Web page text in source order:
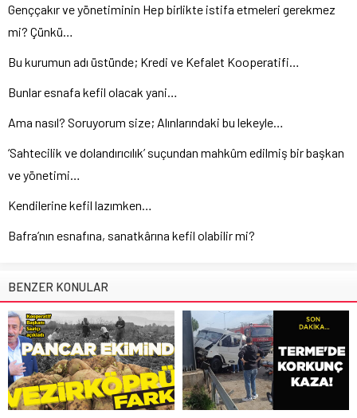
Genççakır ve yönetiminin Hep birlikte istifa etmeleri gerekmez
mi? Çünkü…
Bu kurumun adı üstünde; Kredi ve Kefalet Kooperatifi…
Bunlar esnafa kefil olacak yani…
Ama nasıl? Soruyorum size; Alınlarındaki bu lekeyle…
‘Sahtecilik ve dolandırıcılık’ suçundan mahkûm edilmiş bir başkan
ve yönetimi…
Kendilerine kefil lazımken…
Bafra’nın esnafına, sanatkârına kefil olabilir mi?
BENZER KONULAR